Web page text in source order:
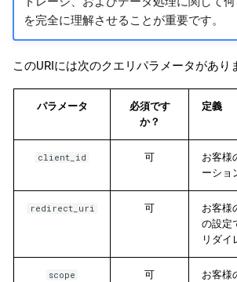
を完全に理解させることが重要です。
このURIには次のクエリパラメータがあり
パラメータ
必須です
か？
定義
client_id 可
お客様
ーショ
redirect_uri 可
お客様
の設定
リダイ
scope 可
お客様